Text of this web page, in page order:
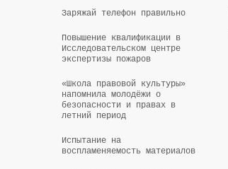
Заряжай телефон правильно
Повышение квалификации в
Исследовательском центре
экспертизы пожаров
«Школа правовой культуры»
напомнила молодёжи о
безопасности и правах в
летний период
Испытание на
воспламеняемость материалов